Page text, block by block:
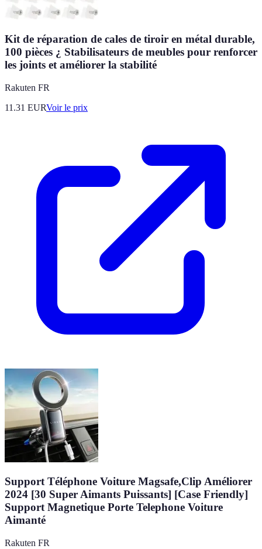
Kit de réparation de cales de tiroir en métal durable,
100 pièces ¿ Stabilisateurs de meubles pour renforcer
les joints et améliorer la stabilité
Rakuten FR
11.31 EURVoir le prix
Support Téléphone Voiture Magsafe,Clip Améliorer
2024 [30 Super Aimants Puissants] [Case Friendly]
Support Magnetique Porte Telephone Voiture
Aimanté
Rakuten FR